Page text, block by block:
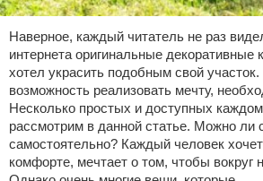
Наверное, каждый читатель не раз
интернета оригинальные декоративные
хотел украсить подобным свой
возможность реализовать мечту,
Несколько простых и доступных
рассмотрим в данной статье. Можно ли
самостоятельно? Каждый человек
комфорте, мечтает о том, чтобы вокруг